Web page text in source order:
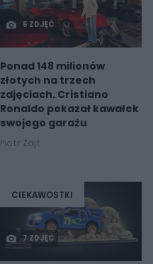
5 ZDJĘĆ
Ponad 148 milionów
złotych na trzech
zdjęciach. Cristiano
Ronaldo pokazał kawałek
swojego garażu
Piotr Zajt
CIEKAWOSTKI
7 ZDJĘĆ